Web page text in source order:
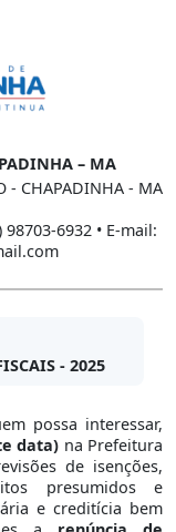
– MA
- CHAPADINHA - MA
98703-6932 • E-mail:
- 2025
possa interessar,
data) na Prefeitura
de isenções,
presumidos e
e creditícia bem